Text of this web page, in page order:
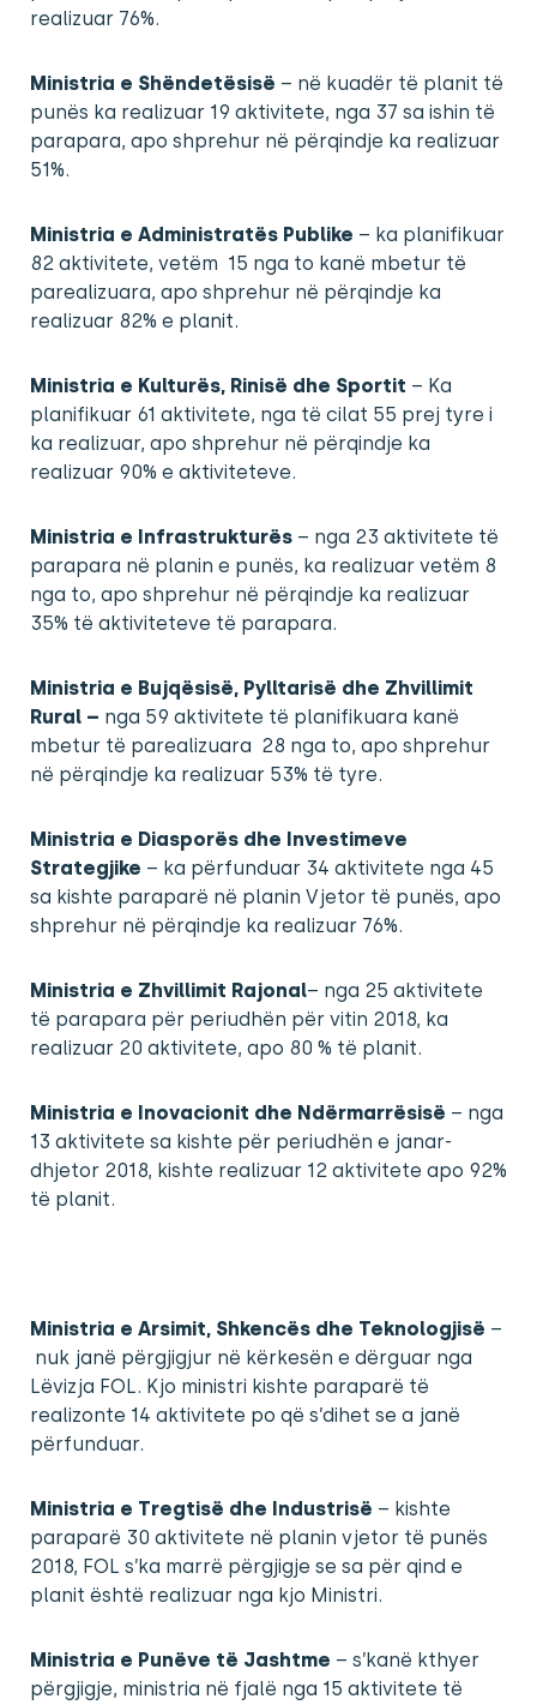
realizuar 76%.
Ministria e Shëndetësisë – në kuadër të planit të
punës ka realizuar 19 aktivitete, nga 37 sa ishin të
parapara, apo shprehur në përqindje ka realizuar
51%.
Ministria e Administratës Publike – ka planifikuar
82 aktivitete, vetëm 15 nga to kanë mbetur të
parealizuara, apo shprehur në përqindje ka
realizuar 82% e planit.
Ministria e Kulturës, Rinisë dhe Sportit – Ka
planifikuar 61 aktivitete, nga të cilat 55 prej tyre i
ka realizuar, apo shprehur në përqindje ka
realizuar 90% e aktiviteteve.
Ministria e Infrastrukturës – nga 23 aktivitete të
parapara në planin e punës, ka realizuar vetëm 8
nga to, apo shprehur në përqindje ka realizuar
35% të aktiviteteve të parapara.
Ministria e Bujqësisë, Pylltarisë dhe Zhvillimit
Rural – nga 59 aktivitete të planifikuara kanë
mbetur të parealizuara 28 nga to, apo shprehur
në përqindje ka realizuar 53% të tyre.
Ministria e Diasporës dhe Investimeve
Strategjike – ka përfunduar 34 aktivitete nga 45
sa kishte paraparë në planin Vjetor të punës, apo
shprehur në përqindje ka realizuar 76%.
Ministria e Zhvillimit Rajonal– nga 25 aktivitete
të parapara për periudhën për vitin 2018, ka
realizuar 20 aktivitete, apo 80 % të planit.
Ministria e Inovacionit dhe Ndërmarrësisë – nga
13 aktivitete sa kishte për periudhën e janar-
dhjetor 2018, kishte realizuar 12 aktivitete apo 92%
të planit.
Ministria e Arsimit, Shkencës dhe Teknologjisë –
nuk janë përgjigjur në kërkesën e dërguar nga
Lëvizja FOL. Kjo ministri kishte paraparë të
realizonte 14 aktivitete po që s’dihet se a janë
përfunduar.
Ministria e Tregtisë dhe Industrisë – kishte
paraparë 30 aktivitete në planin vjetor të punës
2018, FOL s’ka marrë përgjigje se sa për qind e
planit është realizuar nga kjo Ministri.
Ministria e Punëve të Jashtme – s’kanë kthyer
përgjigje, ministria në fjalë nga 15 aktivitete të